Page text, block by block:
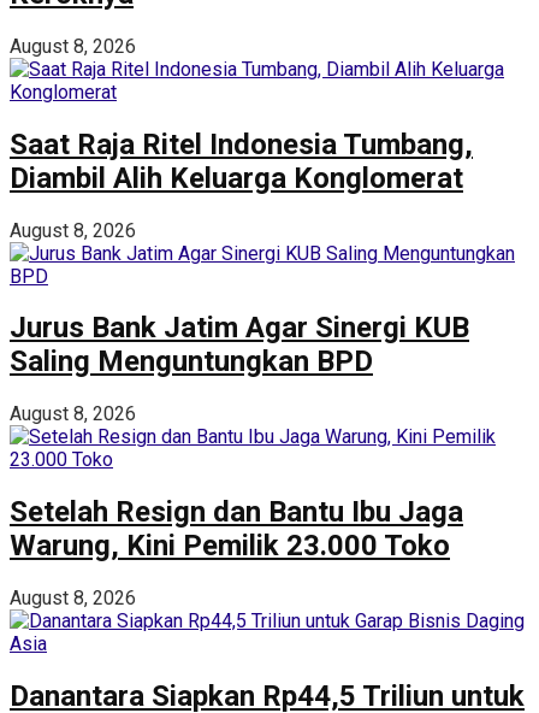
August 8, 2026
Saat Raja Ritel Indonesia Tumbang,
Diambil Alih Keluarga Konglomerat
August 8, 2026
Jurus Bank Jatim Agar Sinergi KUB
Saling Menguntungkan BPD
August 8, 2026
Setelah Resign dan Bantu Ibu Jaga
Warung, Kini Pemilik 23.000 Toko
August 8, 2026
Danantara Siapkan Rp44,5 Triliun untuk